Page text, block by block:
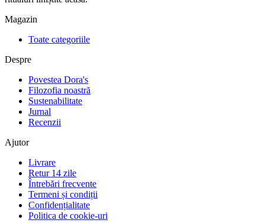
Magazin
Toate categoriile
Despre
Povestea Dora's
Filozofia noastră
Sustenabilitate
Jurnal
Recenzii
Ajutor
Livrare
Retur 14 zile
Întrebări frecvente
Termeni și condiții
Confidențialitate
Politica de cookie-uri